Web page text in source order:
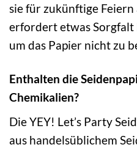
sie für zukünftige
erfordert etwas Sorgfalt
um das Papier nicht zu
Enthalten die
Chemikalien?
Die YEY! Let’s Party
aus handelsüblichem